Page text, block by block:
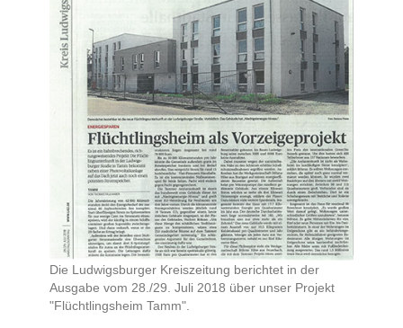
Die Ludwigsburger Kreiszeitung berichtet in der
Ausgabe vom 28./29. Juli 2018 über unser Projekt
"Flüchtlingsheim Tamm".